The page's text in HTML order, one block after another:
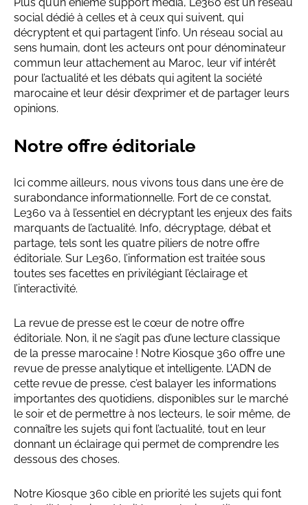
social dédié à celles et à ceux qui suivent, qui
décryptent et qui partagent l’info. Un réseau social au
sens humain, dont les acteurs ont pour dénominateur
commun leur attachement au Maroc, leur vif intérêt
pour l’actualité et les débats qui agitent la société
marocaine et leur désir d’exprimer et de partager leurs
opinions.
Notre offre éditoriale
Ici comme ailleurs, nous vivons tous dans une ère de
surabondance informationnelle. Fort de ce constat,
Le360 va à l’essentiel en décryptant les enjeux des faits
marquants de l’actualité. Info, décryptage, débat et
partage, tels sont les quatre piliers de notre offre
éditoriale. Sur Le360, l’information est traitée sous
toutes ses facettes en privilégiant l’éclairage et
l’interactivité.
La revue de presse est le cœur de notre offre
éditoriale. Non, il ne s’agit pas d’une lecture classique
de la presse marocaine ! Notre Kiosque 360 offre une
revue de presse analytique et intelligente. L’ADN de
cette revue de presse, c’est balayer les informations
importantes des quotidiens, disponibles sur le marché
le soir et de permettre à nos lecteurs, le soir même, de
connaître les sujets qui font l’actualité, tout en leur
donnant un éclairage qui permet de comprendre les
dessous des choses.
Notre Kiosque 360 cible en priorité les sujets qui font